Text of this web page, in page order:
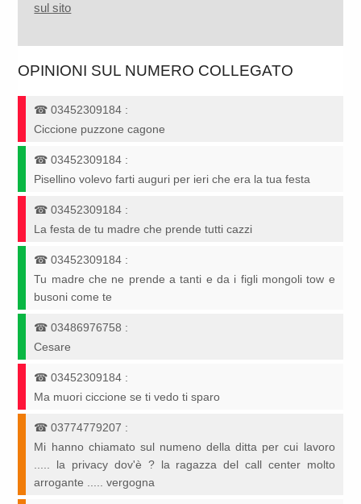
sul sito
OPINIONI SUL NUMERO COLLEGATO
☎03452309184 :
Ciccione puzzone cagone
☎03452309184 :
Pisellino volevo farti auguri per ieri che era la tua festa
☎03452309184 :
La festa de tu madre che prende tutti cazzi
☎03452309184 :
Tu madre che ne prende a tanti e da i figli mongoli tow e
busoni come te
☎03486976758 :
Cesare
☎03452309184 :
Ma muori ciccione se ti vedo ti sparo
☎03774779207 :
Mi hanno chiamato sul numeno della ditta per cui lavoro
..... la privacy dov'è ? la ragazza del call center molto
arrogante ..... vergogna